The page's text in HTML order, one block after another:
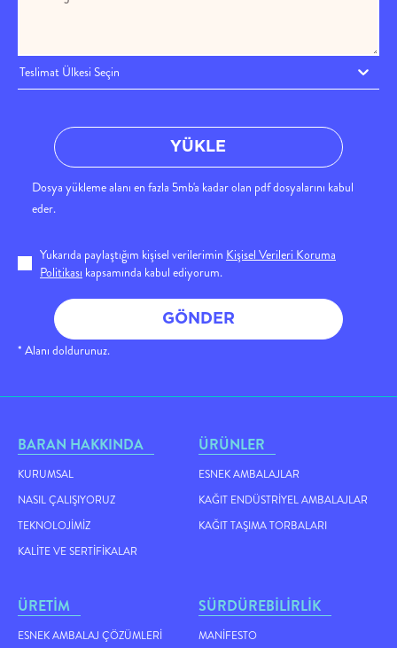
Teslimat Ülkesi Seçin
YÜKLE
Dosya yükleme alanı en fazla 5mb'a kadar olan pdf dosyalarını kabul
eder.
Yukarıda paylaştığım kişisel verilerimin Kişisel Verileri Koruma
Politikası kapsamında kabul ediyorum.
GÖNDER
* Alanı doldurunuz.
BARAN HAKKINDA
KURUMSAL
NASIL ÇALIŞIYORUZ
TEKNOLOJIMIZ
KALITE VE SERTIFIKALAR
ÜRÜNLER
ESNEK AMBALAJLAR
KAĞIT ENDÜSTRIYEL AMBALAJLAR
KAĞIT TAŞIMA TORBALARI
ÜRETİM
ESNEK AMBALAJ ÇÖZÜMLERI
SÜRDÜREBİLİRLİK
MANIFESTO